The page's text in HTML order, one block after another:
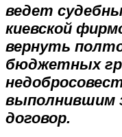
ведет
киевской
вернуть
бюджетных
выполнившим
договор.